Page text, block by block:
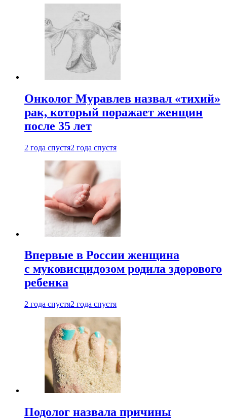
Онколог Муравлев назвал «тихий»
рак, который поражает женщин
после 35 лет
2 года спустя2 года спустя
Впервые в России женщина
с муковисцидозом родила здорового
ребенка
2 года спустя2 года спустя
Подолог назвала причины